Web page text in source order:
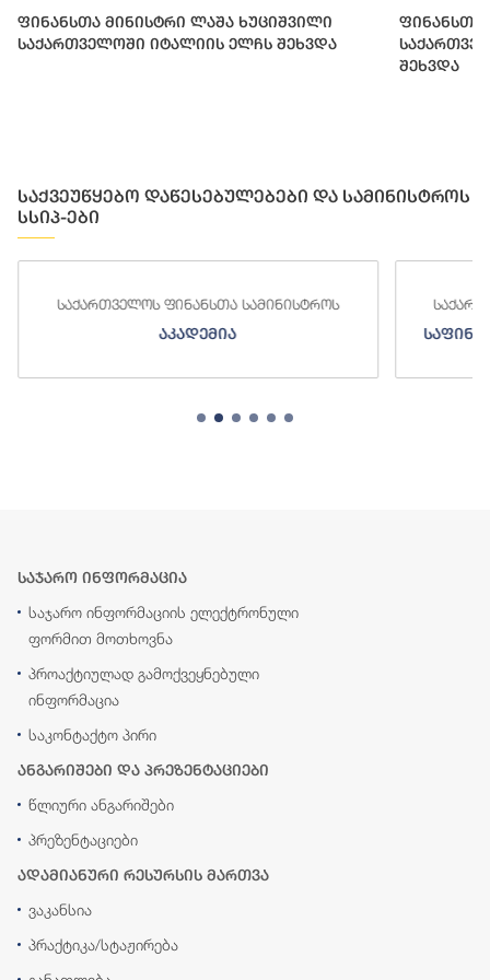
ფინანსთა მინისტრი ლაშა ხუციშვილი
საქართველოში იტალიის ელჩს შეხვდა
ფინანსთა
შეხვდა
საქვეუწყებო დაწესებულებები და სამინისტროს
სსიპ-ები
ფინანსთა სამინისტროს
აკადემია
საქართველოს
საფინანსო-
საჯარო ინფორმაცია
საჯარო ინფორმაციის ელექტრონული
ფორმით მოთხოვნა
პროაქტიულად გამოქვეყნებული
ინფორმაცია
საკონტაქტო პირი
ანგარიშები და პრეზენტაციები
წლიური ანგარიშები
პრეზენტაციები
ადამიანური რესურსის მართვა
ვაკანსია
პრაქტიკა/სტაჟირება